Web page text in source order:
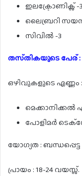
ഇലക്ട്രോണിക്സ് -
ലൈബ്രറി
സിവിൽ -3
തസ്‌തികയുടെ പേര്
ഒഴിവുകളുടെ എണ്ണം :
മെക്കാനിക്കൽ
പോളിമർ
യോഗ്യത :
പ്രായം : 18-24 വയസ്സ്.